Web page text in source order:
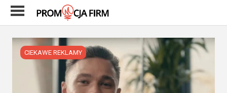
Skip
CIEKAWE REKLAMY